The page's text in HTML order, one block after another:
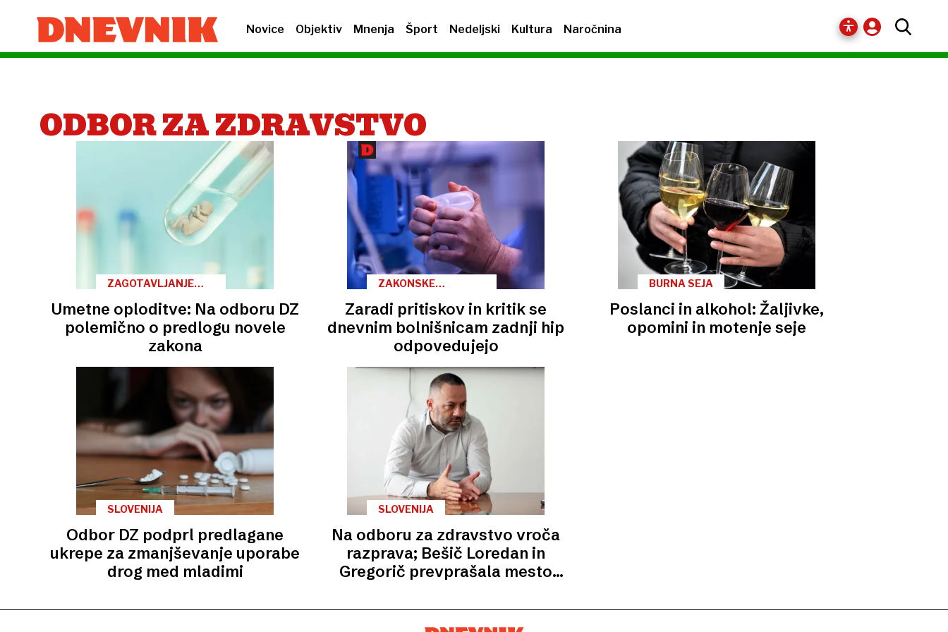
Novice Objektiv Mnenja Šport Nedeljski Kultura Naročnina
ODBOR ZA ZDRAVSTVO
ZAGOTAVLJANJE
Umetne oploditve: Na odboru DZ
polemično o predlogu novele
zakona
ZAKONSKE
Zaradi pritiskov in kritik se
dnevnim bolnišnicam zadnji hip
odpovedujejo
BURNA SEJA
Poslanci in alkohol: Žaljivke,
opomini in motenje seje
SLOVENIJA
Odbor DZ podprl predlagane
ukrepe za zmanjševanje uporabe
drog med mladimi
SLOVENIJA
Na odboru za zdravstvo vroča
razprava; Bešič Loredan in
Gregorič prevprašala mesto